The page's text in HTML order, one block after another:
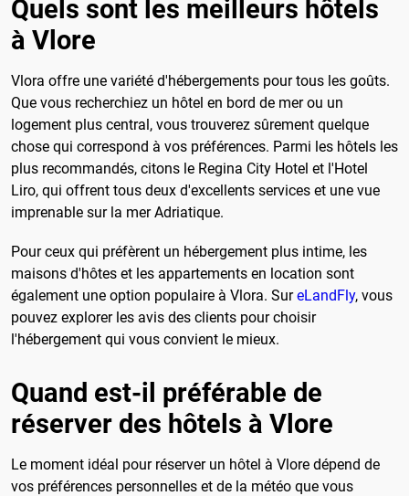
Quels sont les meilleurs hôtels
à Vlore
Vlora offre une variété d'hébergements pour tous les goûts.
Que vous recherchiez un hôtel en bord de mer ou un
logement plus central, vous trouverez sûrement quelque
chose qui correspond à vos préférences. Parmi les hôtels les
plus recommandés, citons le Regina City Hotel et l'Hotel
Liro, qui offrent tous deux d'excellents services et une vue
imprenable sur la mer Adriatique.
Pour ceux qui préfèrent un hébergement plus intime, les
maisons d'hôtes et les appartements en location sont
également une option populaire à Vlora. SureLandFly, vous
pouvez explorer les avis des clients pour choisir
l'hébergement qui vous convient le mieux.
Quand est-il préférable de
réserver des hôtels à Vlore
Le moment idéal pour réserver un hôtel à Vlore dépend de
vos préférences personnelles et de la météo que vous